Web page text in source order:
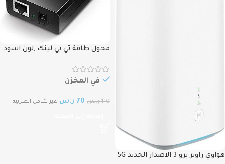
هواوي راوتر برو 3 الاصدار الجديد 5G
محول طاقة تي بي لينك ,لون اسود,
Non-PoE to PoE Adapter, 15W ,
15Wفي المخزن
110 ر.س 70 ر.س غير شامل الضريبة